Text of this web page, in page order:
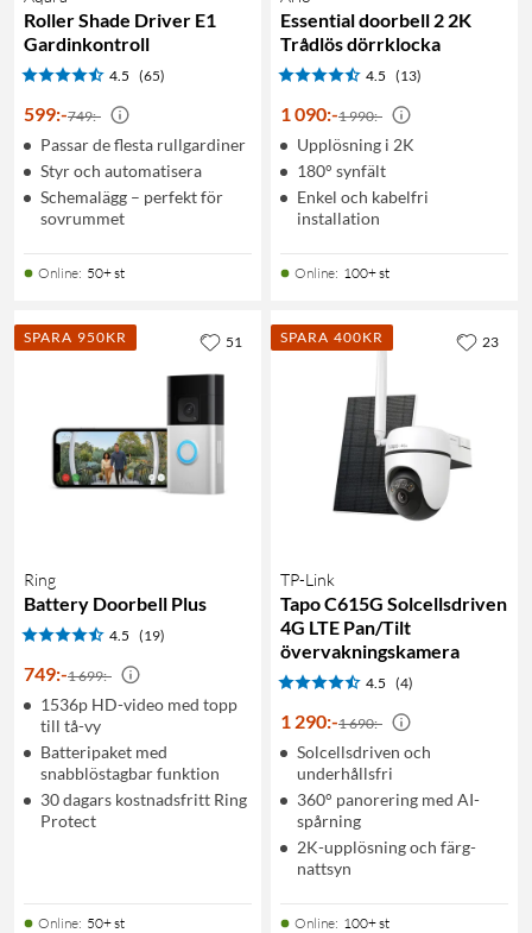
Roller Shade Driver E1
Gardinkontroll
4.5 (65)
599:-749:-
Passar de flesta rullgardiner
Styr och automatisera
Schemalägg – perfekt för
sovrummet
Online: 50+ st
Essential doorbell 2 2K
Trådlös dörrklocka
4.5 (13)
1 090:-1 990:-
Upplösning i 2K
180° synfält
Enkel och kabelfri
installation
Online: 100+ st
SPARA 950KR
Ring
Battery Doorbell Plus
4.5 (19)
749:-1 699:-
1536p HD-video med topp
till tå-vy
Batteripaket med
snabblöstagbar funktion
30 dagars kostnadsfritt Ring
Protect
Online: 50+ st
51 SPARA 400KR
TP-Link
Tapo C615G Solcellsdriven
4G LTE Pan/Tilt
övervakningskamera
4.5 (4)
1 290:-1 690:-
Solcellsdriven och
underhållsfri
360° panorering med AI-
spårning
2K-upplösning och färg-
nattsyn
Online: 100+ st
23